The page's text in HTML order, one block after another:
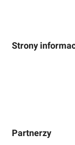
Strony
Partnerzy